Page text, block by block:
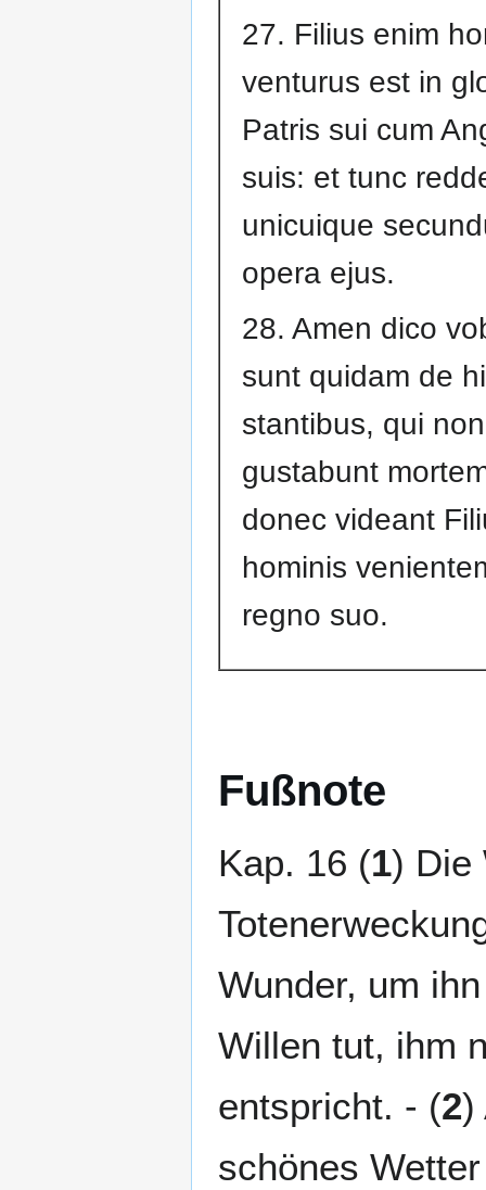
27. Filius enim
venturus est in
Patris sui cum
suis: et tunc
unicuique
opera ejus.
28. Amen dico
sunt quidam de
stantibus, qui non
gustabunt
donec videant
hominis
regno suo.
Fußnote
Kap. 16 (1) Die
Wunder, um
Willen tut, ihm
entspricht. - (2)
schönes